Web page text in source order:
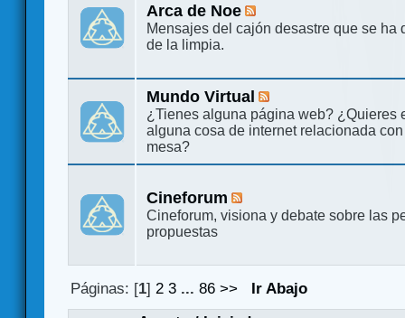
Arca de Noe
Mensajes del cajón desastre que se ha
de la limpia.
Mundo Virtual
¿Tienes alguna página web? ¿Quieres
alguna cosa de internet relacionada
mesa?
Cineforum
Cineforum, visiona y debate sobre las
propuestas
Páginas: [1]2 3 ...86 >>
Ir Abajo